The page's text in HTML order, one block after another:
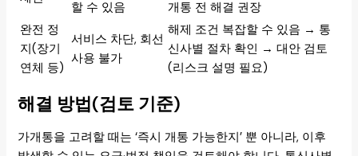
할 수 있음
개통 전 해결 권장
완전 정
지(장기
연체 등)
서비스 차단, 회선
사용 불가
해제 조건 복잡할 수 있음 → 통
신사별 절차 확인 → 대안 검토
(리스크 설명 필요)
해결 방법(검토 기준)
가개통을 고려할 때는 ‘즉시 개통 가능한지’ 뿐 아니라, 이후